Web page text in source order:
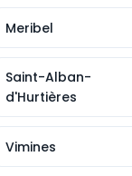
Meribel
Saint-Alban-
d'Hurtières
Vimines